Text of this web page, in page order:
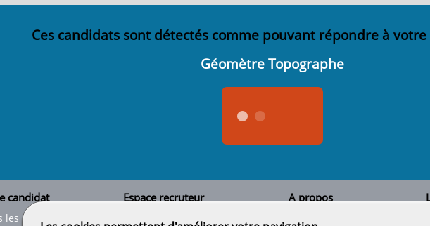
Ces candidats sont détectés comme pouvant répondre à
Géomètre Topographe
candidat
les offres
Espace recruteur A propos